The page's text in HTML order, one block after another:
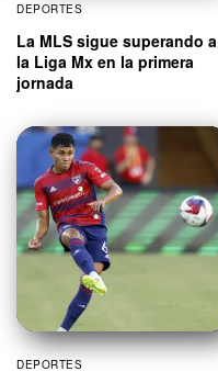
DEPORTES
La MLS sigue superando a
la Liga Mx en la primera
jornada
DEPORTES